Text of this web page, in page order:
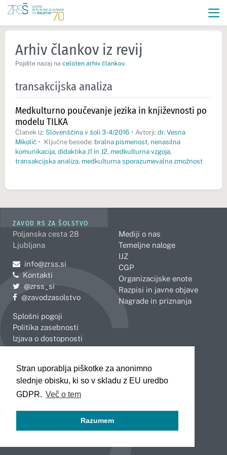
Stran uporablja piškotke za anonimno
slednje obisku, ki so v skladu z EU uredbo
GDPR. Več o tem
Razumem
Arhiv člankov iz revij
Pojdite nazaj na celoten arhiv člankov.
transakcijska analiza
Medkulturno poučevanje jezika in književnosti po
modelu TILKA
Članek iz: Slovenščina v šoli 3-4/2016 • Avtorji: dr. Vesna
Mikolič • Ključne besede: bralna pismenost, nenasilna
komunikacija, didaktika J1 in J2, medkulturna vzgoja,
transakcijska analiza, medkulturna sporazumevalna zmožnost
ZAVOD RS ZA ŠOLSTVO
Poljanska cesta 28
Ljubljana
Pošljite e-mail na
info@zrss.si
Kontakti
Pojdite na Twitter:
@zrss_si
Pojdite na Facebook:
@zavodzasolstvo
Splošni pogoji
Politika zasebnosti
Izjava o dostopnosti
Mediji o nas
Temeljne naloge
IJZ
CGP
Organizacijske enote
Razpisi in javne objave
Nagrade in priznanja
Celje
Koper
Kranj
Novo mesto
Slovenj Gradec